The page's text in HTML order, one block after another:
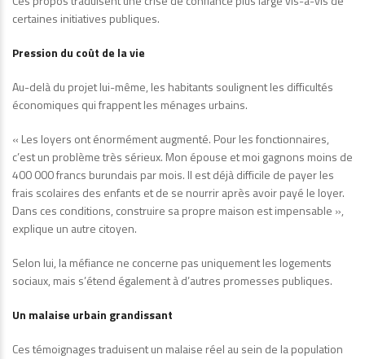
certaines initiatives publiques.
Pression du coût de la vie
Au-delà du projet lui-même, les habitants soulignent les difficultés
économiques qui frappent les ménages urbains.
« Les loyers ont énormément augmenté. Pour les fonctionnaires,
c’est un problème très sérieux. Mon épouse et moi gagnons moins de
400 000 francs burundais par mois. Il est déjà difficile de payer les
frais scolaires des enfants et de se nourrir après avoir payé le loyer.
Dans ces conditions, construire sa propre maison est impensable »,
explique un autre citoyen.
Selon lui, la méfiance ne concerne pas uniquement les logements
sociaux, mais s’étend également à d’autres promesses publiques.
Un malaise urbain grandissant
Ces témoignages traduisent un malaise réel au sein de la population